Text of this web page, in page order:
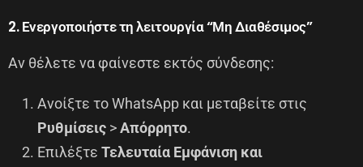
2. Ενεργοποιήστε τη λειτουργία “Μη Διαθέσιμος”
Αν θέλετε να φαίνεστε εκτός σύνδεσης:
Ανοίξτε το WhatsApp και μεταβείτε στις
Ρυθμίσεις >Απόρρητο.
Επιλέξτε Τελευταία Εμφάνιση και